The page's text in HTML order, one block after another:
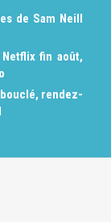
de Sam Neill
fin août,
rendez-